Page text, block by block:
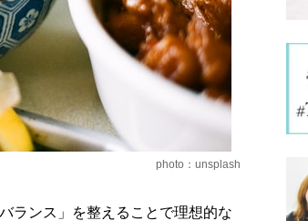
photo：unsplash
ランス」を整えることで理想的な